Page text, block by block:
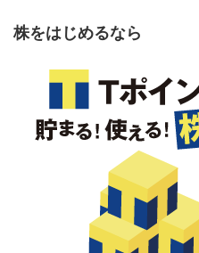
株をはじめるなら